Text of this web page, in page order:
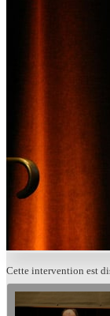
Cette intervention est